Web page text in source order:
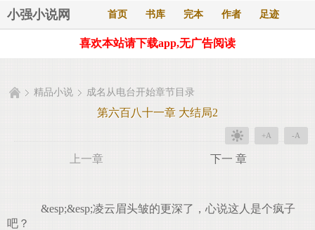
小强小说网 首页 书库 完本 作者 足迹
喜欢本站请下载app,无广告阅读
精品小说 成名从电台开始章节目录
第六百八十一章 大结局2
+A -A
上一章 下一 章
&esp;&esp;凌云眉头皱的更深了，心说这人是个疯子
吧？